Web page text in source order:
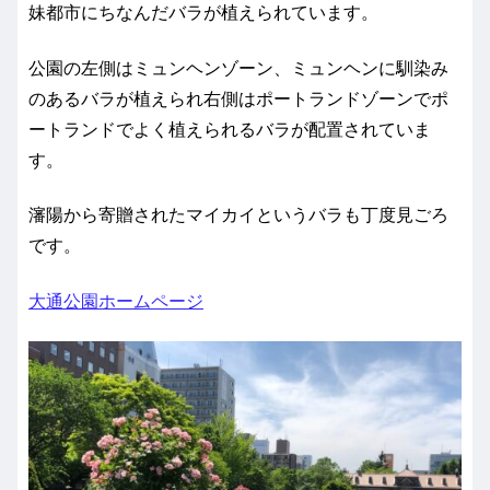
妹都市にちなんだバラが植えられています。
公園の左側はミュンヘンゾーン、ミュンヘンに馴染み
のあるバラが植えられ右側はポートランドゾーンでポ
ートランドでよく植えられるバラが配置されていま
す。
瀋陽から寄贈されたマイカイというバラも丁度見ごろ
です。
大通公園ホームページ